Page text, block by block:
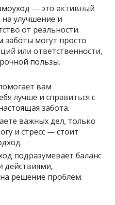
— это активный
улучшение и
от реальности.
могут просто
или ответственности,
пользы.
вам
лучше и справиться с
забота.
важных дел, только
и стресс — стоит
подразумевает баланс
действиями,
решение проблем.